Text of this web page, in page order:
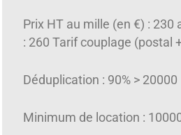
Prix HT au mille (en €) :
: 260 Tarif couplage (postal
Déduplication : 90% > 20000
Minimum de location :